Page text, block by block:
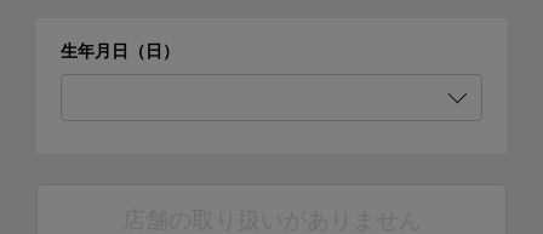
生年月日（日）